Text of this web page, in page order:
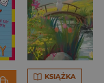
KSIĄŻKA